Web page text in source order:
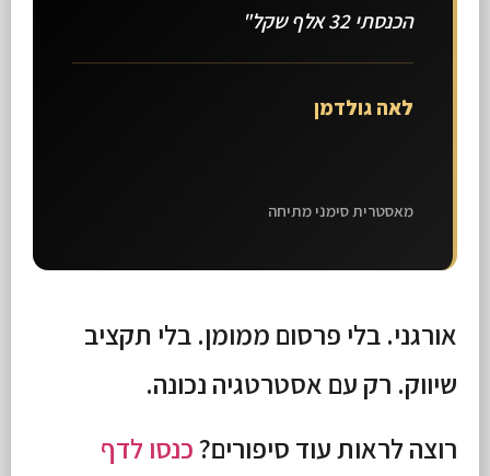
הכנסתי 32 אלף שקל"
לאה גולדמן
מאסטרית סימני מתיחה
אורגני. בלי פרסום ממומן. בלי תקציב
שיווק. רק עם אסטרטגיה נכונה.
רוצה לראות עוד סיפורים?כנסו לדף